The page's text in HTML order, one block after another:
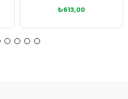
₺613,00